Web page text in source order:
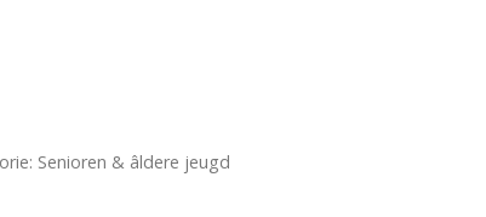
Senioren & âldere jeugd